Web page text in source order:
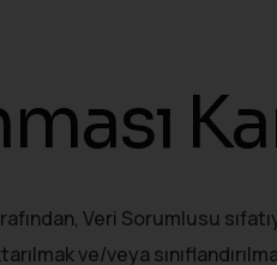
Veri Sorumlusu
ve/veya